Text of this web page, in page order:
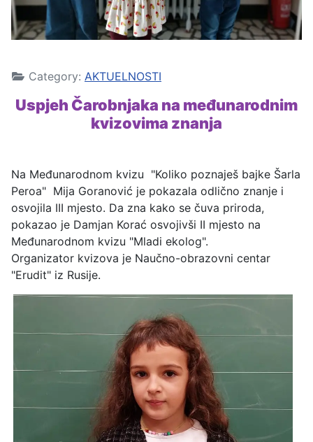
Category: AKTUELNOSTI
Uspjeh Čarobnjaka na međunarodnim
kvizovima znanja
Na Međunarodnom kvizu "Koliko poznaješ bajke Šarla
Peroa" Mija Goranović je pokazala odlično znanje i
osvojila III mjesto. Da zna kako se čuva priroda,
pokazao je Damjan Korać osvojivši II mjesto na
Međunarodnom kvizu "Mladi ekolog".
Organizator kvizova je Naučno-obrazovni centar
"Erudit" iz Rusije.